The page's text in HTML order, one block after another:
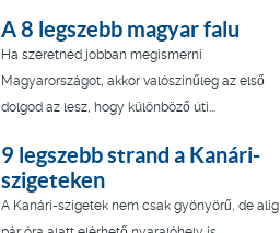
A 8 legszebb magyar falu
Ha szeretnéd jobban megismerni
Magyarországot, akkor valószínűleg az első
dolgod az lesz, hogy különböző úti...
9 legszebb strand a Kanári-
szigeteken
A Kanári-szigetek nem csak gyönyörű, de alig